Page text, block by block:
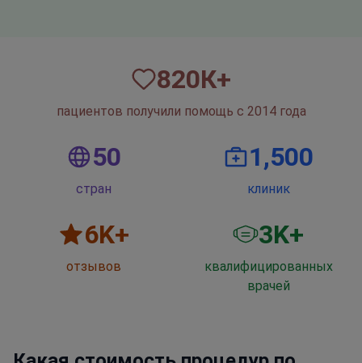
820К+
пациентов получили помощь с 2014 года
50
стран
1,500
клиник
6K+
отзывов
3K+
квалифицированных
врачей